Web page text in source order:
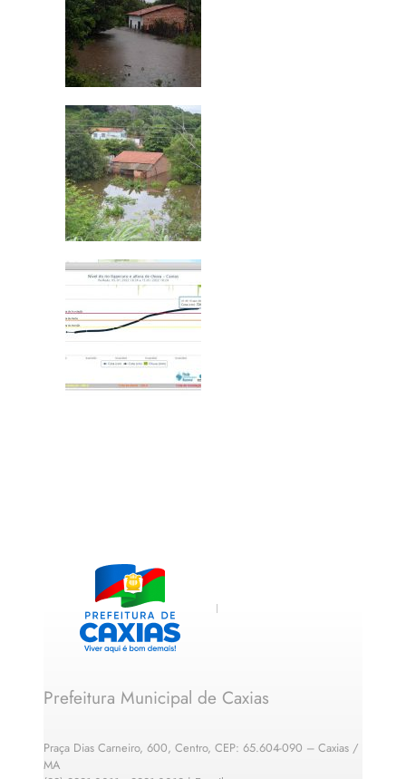
Prefeitura Municipal de Caxias
Praça Dias Carneiro, 600, Centro, CEP: 65.604-090 – Caxias /
MA